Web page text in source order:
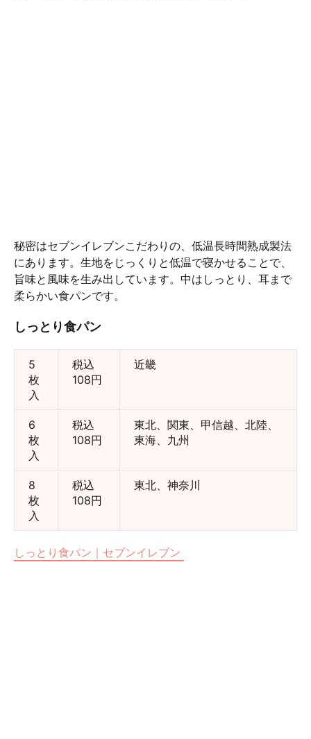
秘密はセブンイレブンこだわりの、低温長時間熟成製法
にあります。生地をじっくりと低温で寝かせることで、
旨味と風味を生み出しています。中はしっとり、耳まで
柔らかい食パンです。
しっとり食パン
5
枚
入
税込
108円
近畿
6
枚
入
税込
108円
東北、関東、甲信越、北陸、
東海、九州
8
枚
入
税込
108円
東北、神奈川
しっとり食パン｜セブンイレブン